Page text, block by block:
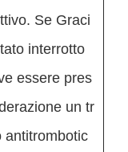
Se Graci
interrotto
essere pres
un tr
antitrombotic